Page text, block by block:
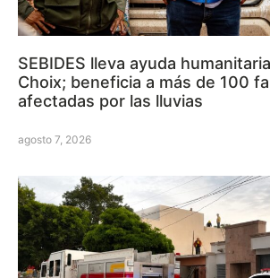
SEBIDES lleva ayuda
Choix; beneficia a más de 100
afectadas por las lluvias
agosto 7, 2026